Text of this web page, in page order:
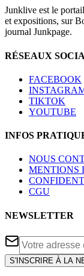
Junklive est le
et expositions, sur
journal Junkpage.
RÉSEAUX
FACEBOOK
TIKTOK
YOUTUBE
INFOS
NOUS
MENTIONS
CGU
NEWSLETTER
S'INSCRIRE À LA